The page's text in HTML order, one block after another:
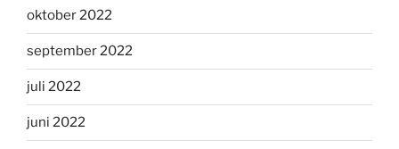
oktober 2022
september 2022
juli 2022
juni 2022